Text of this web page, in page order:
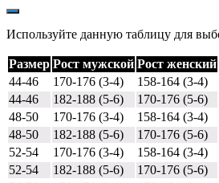
Используйте данную таблицу для
Размер Рост мужской Рост женский
44-46
170-176 (3-4)
158-164 (3-4)
44-46
182-188 (5-6)
170-176 (5-6)
48-50
170-176 (3-4)
158-164 (3-4)
48-50
182-188 (5-6)
170-176 (5-6)
52-54
170-176 (3-4)
158-164 (3-4)
52-54
182-188 (5-6)
170-176 (5-6)